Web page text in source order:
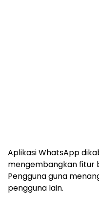
Aplikasi WhatsApp
mengembangkan fitur
Pengguna guna
pengguna lain.